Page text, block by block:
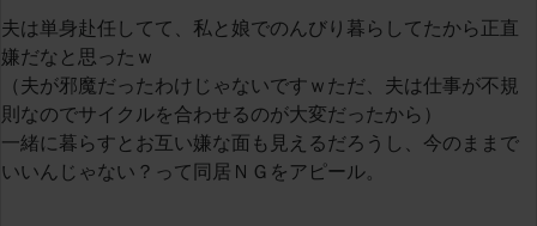
夫は単身赴任してて、私と娘でのんびり暮らしてたから正直
嫌だなと思ったｗ
（夫が邪魔だったわけじゃないですｗただ、夫は仕事が不規
則なのでサイクルを合わせるのが大変だったから）
一緒に暮らすとお互い嫌な面も見えるだろうし、今のままで
いいんじゃない？って同居ＮＧをアピール。